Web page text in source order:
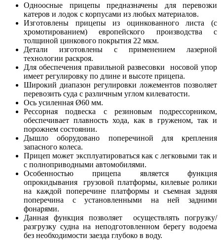
Одноосные прицепы предназначены для перевозки
катеров и лодок с корпусами из любых материалов.
Изготовлены прицепы из оцинкованного листа (с
хромотированием) европейского производства с
толщиной цинкового покрытия 22 мкм.
Детали изготовлены с применением лазерной
технологии раскроя.
Для обеспечения правильной развесовки носовой упор
имеет регулировку по длине и высоте прицепа.
Широкий диапазон регулировки ложементов позволяет
перевозить суда с различным углом килеватости.
Ось усиленная Ø60 мм.
Рессорная подвеска с резиновым подрессорником,
обеспечивает плавность хода, как в груженом, так и
порожнем состоянии.
Дышло оборудовано поперечиной для крепления
запасного колеса.
Прицеп может эксплуатироваться как с легковыми так и
с полноприводными автомобилями.
Особенностью прицепа является функция
опрокидывания грузовой платформы, килевые ролики
на каждой поперечине платформы и съемная задняя
поперечина с установленными на ней задними
фонарями.
Данная функция позволяет осуществлять погрузку/
разгрузку судна на неподготовленном берегу водоема
без необходимости заезда глубоко в воду.